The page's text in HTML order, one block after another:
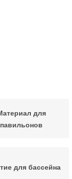
для
павильонов
для бассейна